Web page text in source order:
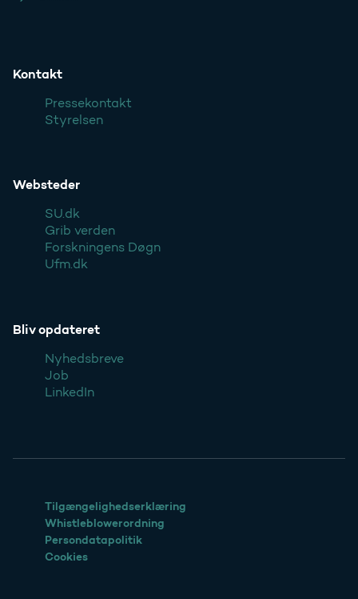
Kontakt
Pressekontakt
Styrelsen
Websteder
SU.dk
Grib verden
Forskningens Døgn
Ufm.dk
Bliv opdateret
Nyhedsbreve
Job
LinkedIn
Tilgængelighedserklæring
Whistleblowerordning
Persondatapolitik
Cookies